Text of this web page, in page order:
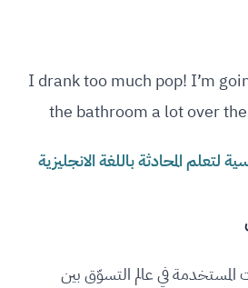
.I drank too much pop! I’m
the bathroom a lot over
المستخدمة في عالم التسوّق بين